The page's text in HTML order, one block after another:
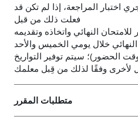
اختبار المراجعة، إذا لم تكن قد
فعلت ذلك من قبل
النهائي واتخاذه وتقديمه
خلال يومي الخميس والأحد
الأسبوع/الوحدة ٩ (وقت الحضور)؛ سيتم توفير التواريخ
لأخرى وفقًا لذلك من قِبل معلمك
متطلبات المقرر